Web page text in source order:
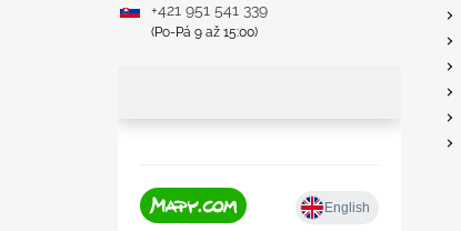
+421 951 541 339
(Po-Pá 9 až 15:00)